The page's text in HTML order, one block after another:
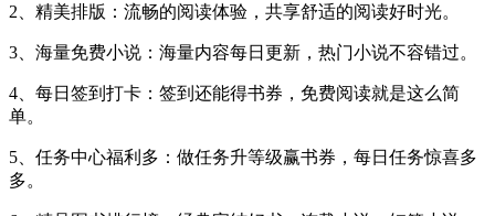
2、精美排版：流畅的阅读体验，共享舒适的阅读好时光。
3、海量免费小说：海量内容每日更新，热门小说不容错过。
4、每日签到打卡：签到还能得书券，免费阅读就是这么简
单。
5、任务中心福利多：做任务升等级赢书券，每日任务惊喜多
多。